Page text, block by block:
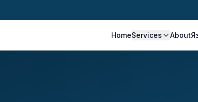
HomeServices About